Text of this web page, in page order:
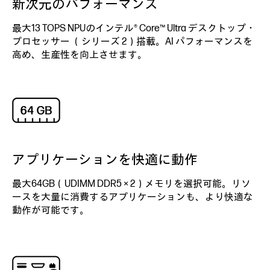
新次元のパフォーマンス
最大13 TOPS NPUのインテル® Core™ Ultra デスクトップ・
プロセッサー （シリーズ 2）搭載。AI パフォーマンスを
高め、生産性を向上させます。
アプリケーションを快適に動作
最大64GB（UDIMM DDR5 × 2）メモリを選択可能。リソ
ースを大量に消費するアプリケーションも、より快適な
動作が可能です。